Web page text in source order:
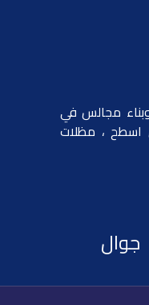
مجالس في
اسطح ، مظلات
جوال